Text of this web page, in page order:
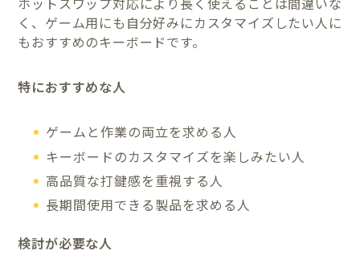
く、ゲーム用にも自分好みにカスタマイズしたい人に
もおすすめのキーボードです。
特におすすめな人
ゲームと作業の両立を求める人
キーボードのカスタマイズを楽しみたい人
高品質な打鍵感を重視する人
長期間使用できる製品を求める人
検討が必要な人